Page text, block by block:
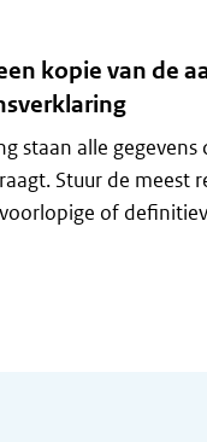
kopie van de
staan alle
Stuur de meest
of